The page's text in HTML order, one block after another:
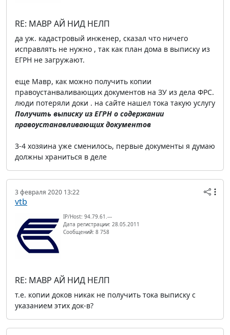
RE: МАВР АЙ НИД НЕЛП
да уж. кадастровый инженер, сказал что ничего
исправлять не нужно , так как план дома в выписку из
ЕГРН не загружают.
еще Мавр, как можно получить копии
правоустанваливающих документов на ЗУ из дела ФРС.
люди потеряли доки . на сайте нашел тока такую услугу
Получить выписку из ЕГРН о содержании
правоустанавливающих документов
3-4 хозяина уже сменилось, первые документы я думаю
должны храниться в деле
3 февраля 2020 13:22
vtb
IP/Host: 94.79.61.---
Дата регистрации: 28.05.2011
Сообщений: 8 758
RE: МАВР АЙ НИД НЕЛП
т.е. копии доков никак не получить тока выписку с
указанием этих док-в?